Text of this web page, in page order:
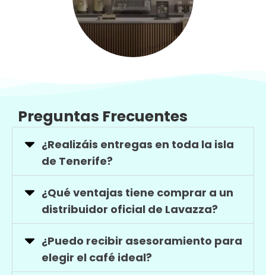
Preguntas Frecuentes
¿Realizáis entregas en toda la isla
de Tenerife?
¿Qué ventajas tiene comprar a un
distribuidor oficial de Lavazza?
¿Puedo recibir asesoramiento para
elegir el café ideal?